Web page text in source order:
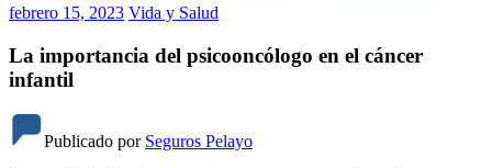
febrero 15, 2023 Vida y Salud
La importancia del psicooncólogo en el cáncer
infantil
Publicado por Seguros Pelayo